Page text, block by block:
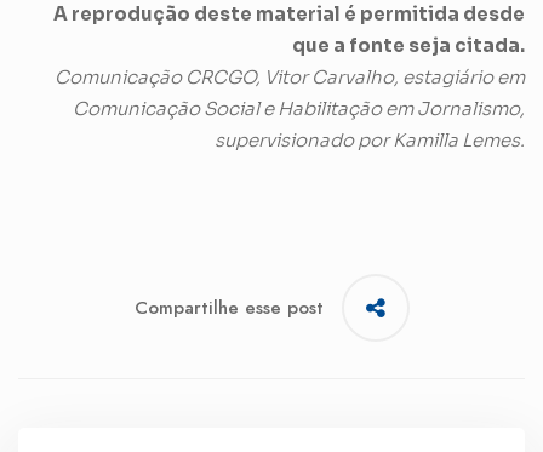
A reprodução deste material é permitida desde
que a fonte seja citada.
Comunicação CRCGO, Vitor Carvalho, estagiário em
Comunicação Social e Habilitação em Jornalismo,
supervisionado por Kamilla Lemes.
Compartilhe esse post